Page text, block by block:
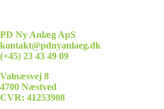
PD Ny Anlæg ApS
kontakt@pdnyanlaeg.dk
(+45) 23 43 49 09
Valnæsvej 8
4700 Næstved
CVR: 41253908